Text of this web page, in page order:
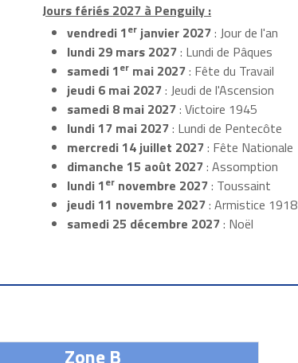
Jours fériés 2027 à Penguily :
vendredi 1erjanvier 2027: Jour de l'an
lundi 29 mars 2027: Lundi de Pâques
samedi 1ermai 2027: Fête du Travail
jeudi 6 mai 2027: Jeudi de l'Ascension
samedi 8 mai 2027: Victoire 1945
lundi 17 mai 2027: Lundi de Pentecôte
mercredi 14 juillet 2027: Fête Nationale
dimanche 15 août 2027: Assomption
lundi 1ernovembre 2027: Toussaint
jeudi 11 novembre 2027: Armistice 1918
samedi 25 décembre 2027: Noël
Zone B